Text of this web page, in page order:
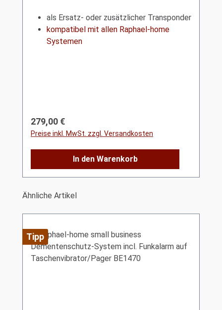
als Ersatz- oder zusätzlicher Transponder
kompatibel mit allen Raphael-home
Systemen
Regulärer Preis:
279,00 €
Preise inkl. MwSt. zzgl. Versandkosten
In den Warenkorb
Produktgalerie überspringen
Ähnliche Artikel
Tipp